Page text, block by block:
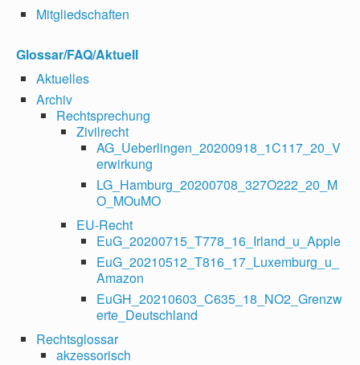
Mitgliedschaften
Glossar/FAQ/Aktuell
Aktuelles
Archiv
Rechtsprechung
Zivilrecht
AG_Ueberlingen_20200918_1C117_20_V
erwirkung
LG_Hamburg_20200708_327O222_20_M
O_MOuMO
EU-Recht
EuG_20200715_T778_16_Irland_u_Apple
EuG_20210512_T816_17_Luxemburg_u_
Amazon
EuGH_20210603_C635_18_NO2_Grenzw
erte_Deutschland
Rechtsglossar
akzessorisch